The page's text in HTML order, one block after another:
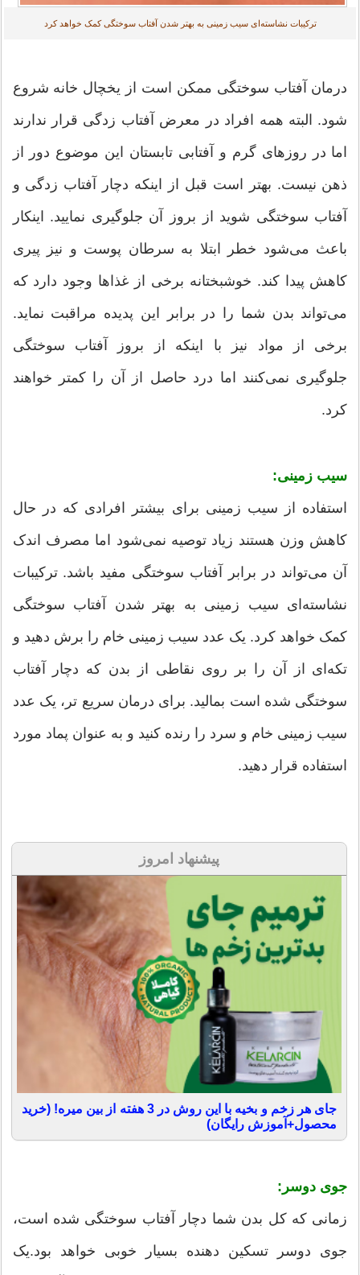
ترکیبات نشاسته‌ای سیب زمینی به بهتر شدن آفتاب سوختگی کمک خواهد کرد
درمان آفتاب سوختگی ممکن است از یخچال خانه شروع
شود. البته همه افراد در معرض آفتاب زدگی قرار ندارند
اما در روزهای گرم و آفتابی تابستان این موضوع دور از
ذهن نیست. بهتر است قبل از اینکه دچار آفتاب زدگی و
آفتاب سوختگی شوید از بروز آن جلوگیری نمایید. اینکار
باعث می‌شود خطر ابتلا به سرطان پوست و نیز پیری
کاهش پیدا کند. خوشبختانه برخی از غذاها وجود دارد که
می‌تواند بدن شما را در برابر این پدیده مراقبت نماید.
برخی از مواد نیز با اینکه از بروز آفتاب سوختگی
جلوگیری نمی‌کنند اما درد حاصل از آن را کمتر خواهند
کرد.
سیب زمینی:
استفاده از سیب زمینی برای بیشتر افرادی که در حال
کاهش وزن هستند زیاد توصیه نمی‌شود اما مصرف اندک
آن می‌تواند در برابر آفتاب سوختگی مفید باشد. ترکیبات
نشاسته‌ای سیب زمینی به بهتر شدن آفتاب سوختگی
کمک خواهد کرد. یک عدد سیب زمینی خام را برش دهید و
تکه‌ای از آن را بر روی نقاطی از بدن که دچار آفتاب
سوختگی شده است بمالید. برای درمان سریع تر، یک عدد
سیب زمینی خام و سرد را رنده کنید و به عنوان پماد مورد
استفاده قرار دهید.
پیشنهاد امروز
جای هر زخم و بخیه با این روش در 3 هفته از بین میره! (خرید
محصول+آموزش رایگان)
جوی دوسر:
زمانی که کل بدن شما دچار آفتاب سوختگی شده است،
جوی دوسر تسکین دهنده بسیار خوبی خواهد بود.یک